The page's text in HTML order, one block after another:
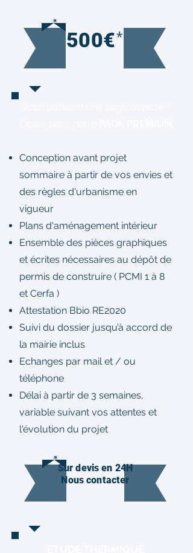
500€*
Sur devis en 24H
Nous contacter
Conception avant projet
sommaire à partir de vos envies et
des règles d'urbanisme en
vigueur
Plans d'aménagement intérieur
Ensemble des pièces graphiques
et écrites nécessaires au dépôt de
permis de construire ( PCMI 1 à 8
et Cerfa )
Attestation Bbio RE2020
Suivi du dossier jusqu’à accord de
la mairie inclus
Echanges par mail et / ou
téléphone
Délai à partir de 3 semaines,
variable suivant vos attentes et
l'évolution du projet